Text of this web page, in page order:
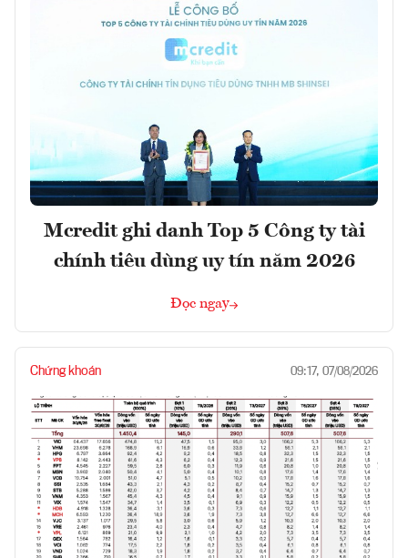
Mcredit ghi danh Top 5 Công ty tài
chính tiêu dùng uy tín năm 2026
Đọc ngay
Chứng khoán 09:17, 07/08/2026